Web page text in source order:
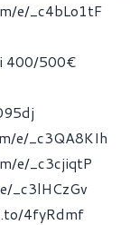
e/_c4bLo1tF
400/500€
e/_c3QA8KIh
e/_c3cjiqtP
_c3lHCzGv
4fyRdmf